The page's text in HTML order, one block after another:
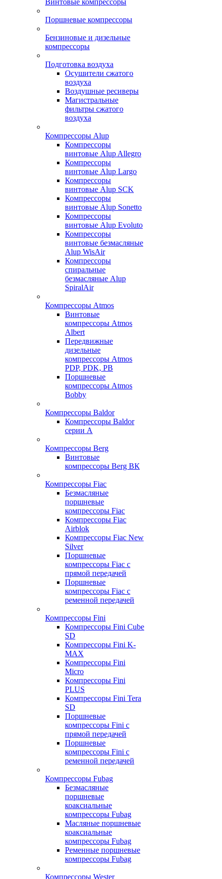
Винтовые компрессоры
Поршневые компрессоры
Бензиновые и дизельные
компрессоры
Подготовка воздуха
Осушители сжатого
воздуха
Воздушные ресиверы
Магистральные
фильтры сжатого
воздуха
Компрессоры Alup
Компрессоры
винтовые Alup Allegro
Компрессоры
винтовые Alup Largo
Компрессоры
винтовые Alup SCK
Компрессоры
винтовые Alup Sonetto
Компрессоры
винтовые Alup Evoluto
Компрессоры
винтовые безмасляные
Alup WisAir
Компрессоры
спиральные
безмасляные Alup
SpiralAir
Компрессоры Atmos
Винтовые
компрессоры Atmos
Albert
Передвижные
дизельные
компрессоры Atmos
PDP, PDK, PB
Поршневые
компрессоры Atmos
Bobby
Компрессоры Baldor
Компрессоры Baldor
серии A
Компрессоры Berg
Винтовые
компрессоры Berg ВК
Компрессоры Fiac
Безмасляные
поршневые
компрессоры Fiac
Компрессоры Fiac
Airblok
Компрессоры Fiac New
Silver
Поршневые
компрессоры Fiac с
прямой передачей
Поршневые
компрессоры Fiac с
ременной передачей
Компрессоры Fini
Компрессоры Fini Cube
SD
Компрессоры Fini K-
MAX
Компрессоры Fini
Micro
Компрессоры Fini
PLUS
Компрессоры Fini Tera
SD
Поршневые
компрессоры Fini с
прямой передачей
Поршневые
компрессоры Fini с
ременной передачей
Компрессоры Fubag
Безмасляные
поршневые
коаксиальные
компрессоры Fubag
Масляные поршневые
коаксиальные
компрессоры Fubag
Ременные поршневые
компрессоры Fubag
Компрессоры Wester